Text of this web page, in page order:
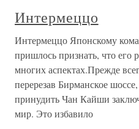
Интермеццо
Интермеццо Японскому
пришлось признать, что его
многих аспектах.Прежде
перерезав Бирманское
принудить Чан Кайши
мир. Это избавило